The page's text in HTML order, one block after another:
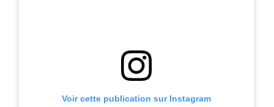
Voir cette publication sur Instagram